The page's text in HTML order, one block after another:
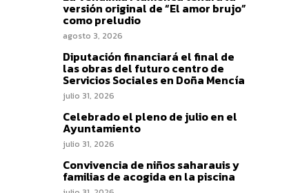
versión original de “El amor brujo”
como preludio
agosto 3, 2026
Diputación financiará el final de
las obras del futuro centro de
Servicios Sociales en Doña Mencía
julio 31, 2026
Celebrado el pleno de julio en el
Ayuntamiento
julio 31, 2026
Convivencia de niños saharauis y
familias de acogida en la piscina